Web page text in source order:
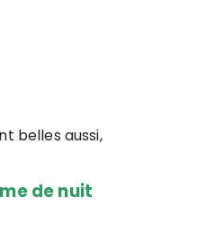
belles aussi,
de nuit